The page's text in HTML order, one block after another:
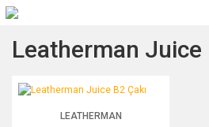
Leatherman Juice
Leatherman Juice B2 Çakı
LEATHERMAN